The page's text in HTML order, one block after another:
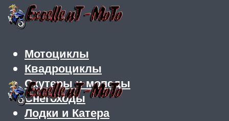
Мотоциклы
Квадроциклы
Скутеры и мопеды
Снегоходы
Лодки и Катера